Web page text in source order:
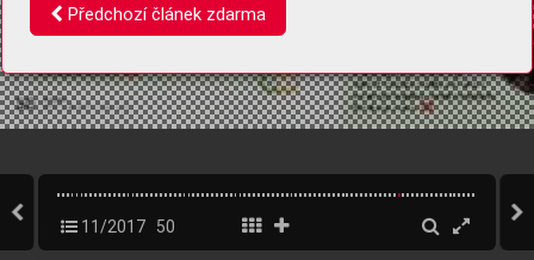
11/2017 50
Předchozí článek zdarma